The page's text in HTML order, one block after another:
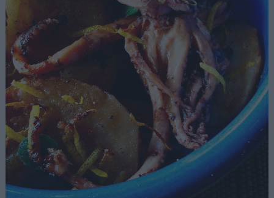
Αναζήτηση
για...